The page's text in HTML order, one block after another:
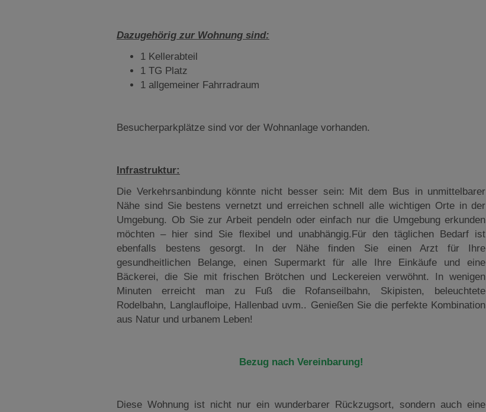
Dazugehörig zur Wohnung sind:
1 Kellerabteil
1 TG Platz
1 allgemeiner Fahrradraum
Besucherparkplätze sind vor der Wohnanlage vorhanden.
Infrastruktur:
Die Verkehrsanbindung könnte nicht besser sein: Mit dem Bus in unmittelbarer
Nähe sind Sie bestens vernetzt und erreichen schnell alle wichtigen Orte in der
Umgebung. Ob Sie zur Arbeit pendeln oder einfach nur die Umgebung erkunden
möchten – hier sind Sie flexibel und unabhängig.Für den täglichen Bedarf ist
ebenfalls bestens gesorgt. In der Nähe finden Sie einen Arzt für Ihre
gesundheitlichen Belange, einen Supermarkt für alle Ihre Einkäufe und eine
Bäckerei, die Sie mit frischen Brötchen und Leckereien verwöhnt. In wenigen
Minuten erreicht man zu Fuß die Rofanseilbahn, Skipisten, beleuchtete
Rodelbahn, Langlaufloipe, Hallenbad uvm.. Genießen Sie die perfekte Kombination
aus Natur und urbanem Leben!
Bezug nach Vereinbarung!
Diese Wohnung ist nicht nur ein wunderbarer Rückzugsort, sondern auch eine